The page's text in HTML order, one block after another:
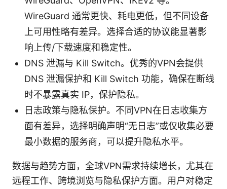
WireGuard 通常更快、耗电更低，但不同设备
上可用性略有差异。选择合适的协议能显著影
响上传/下载速度和稳定性。
DNS 泄漏与 Kill Switch。优秀的VPN会提供
DNS 泄漏保护和 Kill Switch 功能，确保在断线
时不暴露真实 IP，保护隐私。
日志政策与隐私保护。不同VPN在日志收集方
面有差异，选择明确声明“无日志”或仅收集必要
最小数据的服务商，可以提升隐私水平。
数据与趋势方面，全球VPN需求持续增长，尤其在
远程工作、跨境浏览与隐私保护方面。用户对稳定